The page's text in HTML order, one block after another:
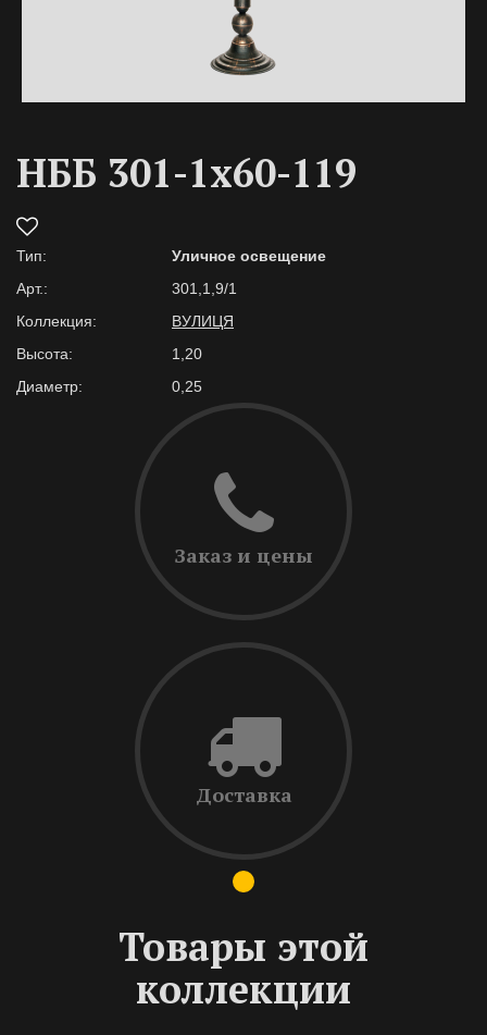
НББ 301-1х60-119
Тип:
Уличное освещение
Арт.:
301,1,9/1
Коллекция:
ВУЛИЦЯ
Высота:
1,20
Диаметр:
0,25
Заказ и цены
Доставка
Товары этой
коллекции